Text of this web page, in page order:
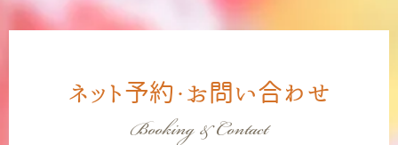
ネット予約・お問い合わせ
Booking & Contact